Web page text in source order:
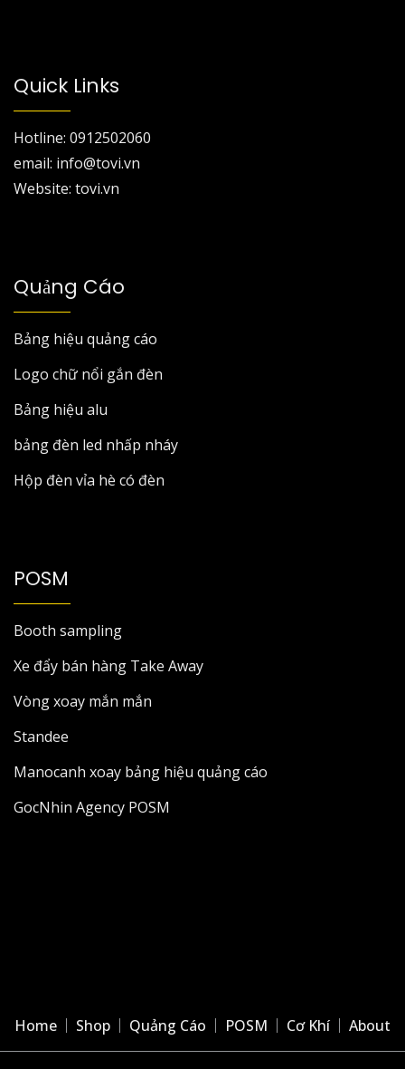
Quick Links
Hotline: 0912502060
email: info@tovi.vn
Website: tovi.vn
Quảng Cáo
Bảng hiệu quảng cáo
Logo chữ nổi gắn đèn
Bảng hiệu alu
bảng đèn led nhấp nháy
Hộp đèn vỉa hè có đèn
POSM
Booth sampling
Xe đẩy bán hàng Take Away
Vòng xoay mắn mắn
Standee
Manocanh xoay bảng hiệu quảng cáo
GocNhin Agency POSM
Home Shop Quảng Cáo POSM Cơ Khí About